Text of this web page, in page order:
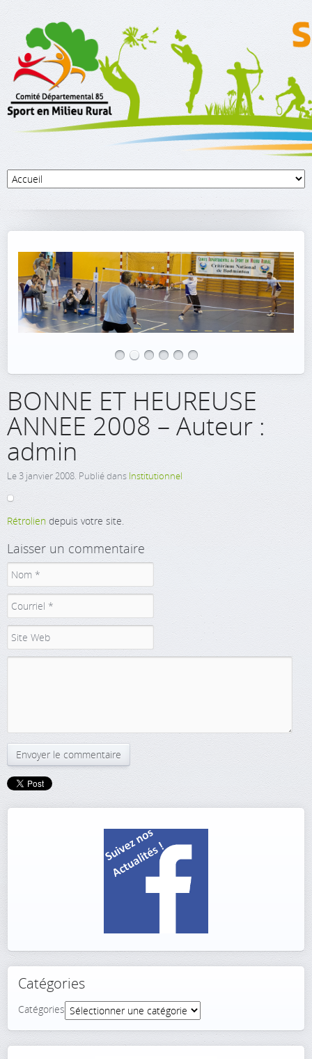
BONNE ET HEUREUSE
ANNEE 2008 – Auteur :
admin
Le3 janvier 2008. Publié dans Institutionnel
Rétrolien depuis votre site.
Laisser un commentaire
Catégories
Catégories